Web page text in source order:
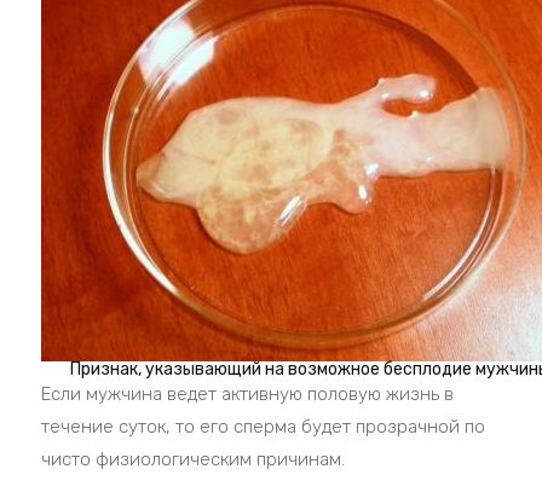
Признак, указывающий на возможное бесплодие
Если мужчина ведет активную половую жизнь в
течение суток, то его сперма будет прозрачной по
чисто физиологическим причинам.